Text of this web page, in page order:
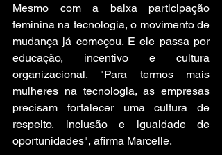
Mesmo com a baixa participação
feminina na tecnologia, o movimento de
mudança já começou. E ele passa por
educação, incentivo e cultura
organizacional. "Para termos mais
mulheres na tecnologia, as empresas
precisam fortalecer uma cultura de
respeito, inclusão e igualdade de
oportunidades", afirma Marcelle.